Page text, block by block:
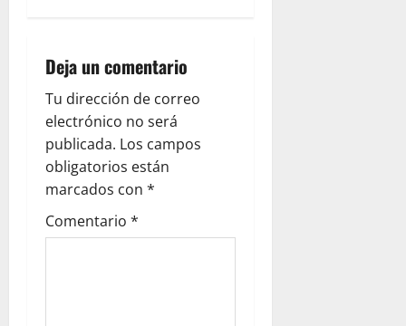
v
i
g
a
t
i
Deja un comentario
Tu dirección de correo
electrónico no será
publicada. Los campos
obligatorios están
marcados con *
Comentario *